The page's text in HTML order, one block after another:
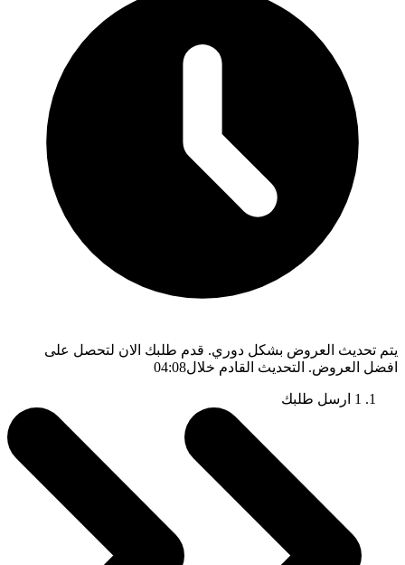
يتم تحديث العروض بشكل دوري. قدم طلبك الان لتحصل على
افضل العروض. التحديث القادم خلال04:08
1 ارسل طلبك